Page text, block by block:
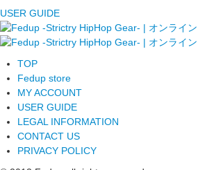
USER GUIDE
TOP
Fedup store
MY ACCOUNT
USER GUIDE
LEGAL INFORMATION
CONTACT US
PRIVACY POLICY